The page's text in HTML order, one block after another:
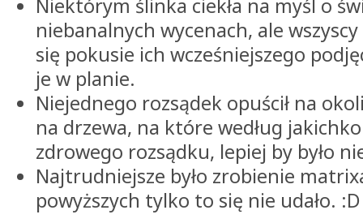
Niektórym ślinka ciekła na myśl o
niebanalnych wycenach, ale
się pokusie ich wcześniejszego
je w planie.
Niejednego rozsądek opuścił na
na drzewa, na które według
zdrowego rozsądku, lepiej by było
Najtrudniejsze było zrobienie
powyższych tylko to się nie udało. :D